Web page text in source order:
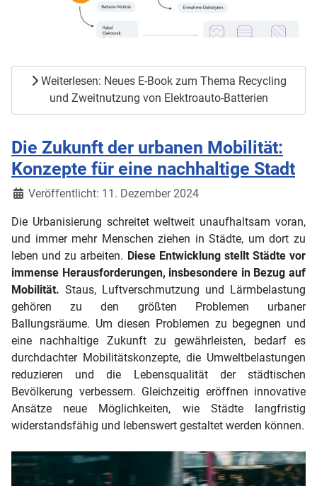
Weiterlesen: Neues E-Book zum Thema Recycling
und Zweitnutzung von Elektroauto-Batterien
Die Zukunft der urbanen Mobilität:
Konzepte für eine nachhaltige Stadt
DetailsVeröffentlicht: 11. Dezember 2024
Die Urbanisierung schreitet weltweit unaufhaltsam voran,
und immer mehr Menschen ziehen in Städte, um dort zu
leben und zu arbeiten. Diese Entwicklung stellt Städte vor
immense Herausforderungen, insbesondere in Bezug auf
Mobilität. Staus, Luftverschmutzung und Lärmbelastung
gehören zu den größten Problemen urbaner
Ballungsräume. Um diesen Problemen zu begegnen und
eine nachhaltige Zukunft zu gewährleisten, bedarf es
durchdachter Mobilitätskonzepte, die Umweltbelastungen
reduzieren und die Lebensqualität der städtischen
Bevölkerung verbessern. Gleichzeitig eröffnen innovative
Ansätze neue Möglichkeiten, wie Städte langfristig
widerstandsfähig und lebenswert gestaltet werden können.